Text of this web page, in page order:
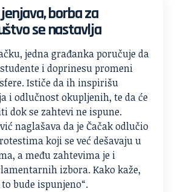
borba za
se nastavlja
jedna građanka poručuje da
i doprinesu promeni
Ističe da ih inspirišu
i odlučnost okupljenih, te da će
dok se zahtevi ne ispune.
naglašava da je Čačak odlučio
koji se već dešavaju u
a među zahtevima je i
izbora. Kako kaže,
bude ispunjeno“.